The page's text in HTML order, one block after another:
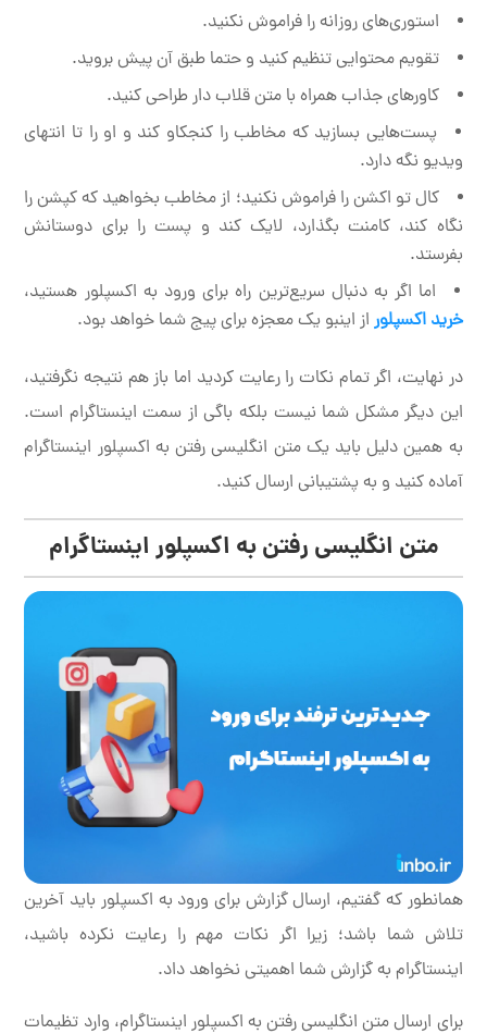
استوری‌های روزانه را فراموش نکنید.
تقویم محتوایی تنظیم کنید و حتما طبق آن پیش بروید.
کاور‌های جذاب همراه با متن قلاب دار طراحی کنید.
پست‌هایی بسازید که مخاطب را کنجکاو کند و او را تا انتهای
ویدیو نگه دارد.
کال تو اکشن را فراموش نکنید؛ از مخاطب بخواهید که کپشن را
نگاه کند، کامنت بگذارد، لایک کند و پست را برای دوستانش
بفرستد.
اما اگر به دنبال سریع‌ترین راه برای ورود به اکسپلور هستید،
خرید اکسپلور از اینبو یک معجزه برای پیج شما خواهد بود.
در نهایت، اگر تمام نکات را رعایت کردید اما باز هم نتیجه نگرفتید،
این دیگر مشکل شما نیست بلکه باگی از سمت اینستاگرام است.
به همین دلیل باید یک متن انگلیسی رفتن به اکسپلور اینستاگرام
آماده کنید و به پشتیبانی ارسال کنید.
متن انگلیسی رفتن به اکسپلور اینستاگرام
همانطور که گفتیم، ارسال گزارش برای ورود به اکسپلور باید آخرین
تلاش شما باشد؛ زیرا اگر نکات مهم را رعایت نکرده باشید،
اینستاگرام به گزارش شما اهمیتی نخواهد داد.
برای ارسال متن انگلیسی رفتن به اکسپلور اینستاگرام، وارد تظیمات